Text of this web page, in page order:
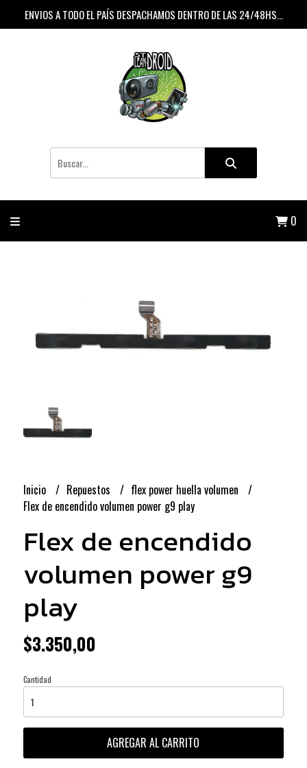
ENVIOS A TODO EL PAÍS DESPACHAMOS DENTRO DE LAS 24/48HS...
0
Inicio Repuestos
flex power huella volumen
Flex de encendido volumen power g9 play
Flex de encendido
volumen power g9
play
$3.350,00
Cantidad
AGREGAR AL CARRITO